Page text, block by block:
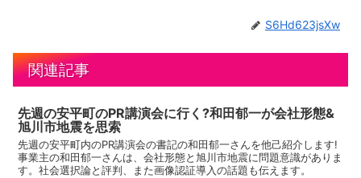
S6Hd623jsXw
関連記事
先週の安平町のPR講演会に行く?和田郁一が会社形態&
旭川市地震を思索
先週の安平町内のPR講演会の書記の和田郁一さんを他己紹介します!
事業主の和田郁一さんは、会社形態と旭川市地震に問題意識がありま
す。社会選択論と評判、また画像認証導入の話題も伝えます。